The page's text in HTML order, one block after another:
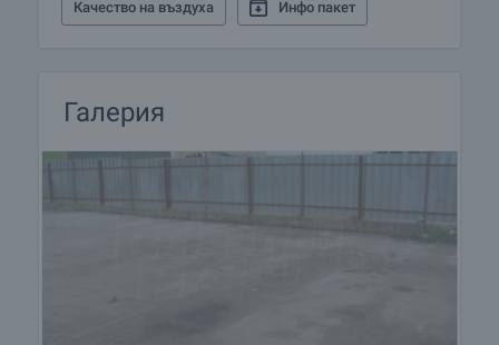
Качество на въздуха Инфо пакет
Галерия